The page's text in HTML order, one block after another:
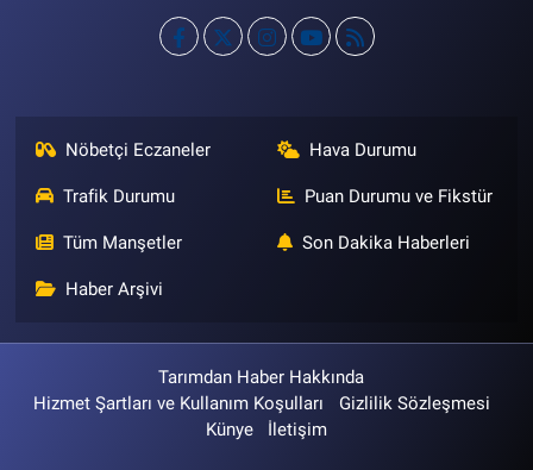
Nöbetçi Eczaneler Hava Durumu
Trafik Durumu Puan Durumu ve Fikstür
Tüm Manşetler Son Dakika Haberleri
Haber Arşivi
Tarımdan Haber Hakkında
Hizmet Şartları ve Kullanım Koşulları
Gizlilik Sözleşmesi
Künye
İletişim